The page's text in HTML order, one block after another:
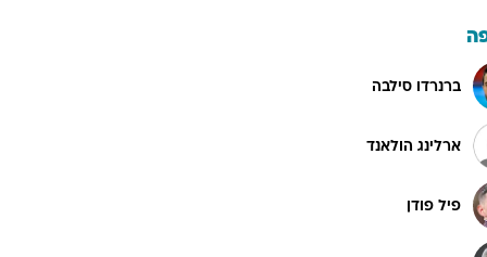
ברנרדו סילבה
ארלינג הולאנד
פיל פודן